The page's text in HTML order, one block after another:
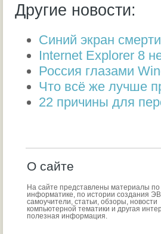
Другие новости:
Синий экран
Internet Explorer 8
Россия глазами
Что всё же лучше
22 причины для
О сайте
На сайте представлены материалы по
информатике, по истории создания
самоучители, статьи, обзоры, новости
компьютерной тематики и другая
полезная информация.